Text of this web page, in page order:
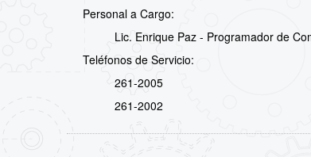
Personal a Cargo:
Lic. Enrique Paz - Programador de
Teléfonos de Servicio:
261-2005
261-2002